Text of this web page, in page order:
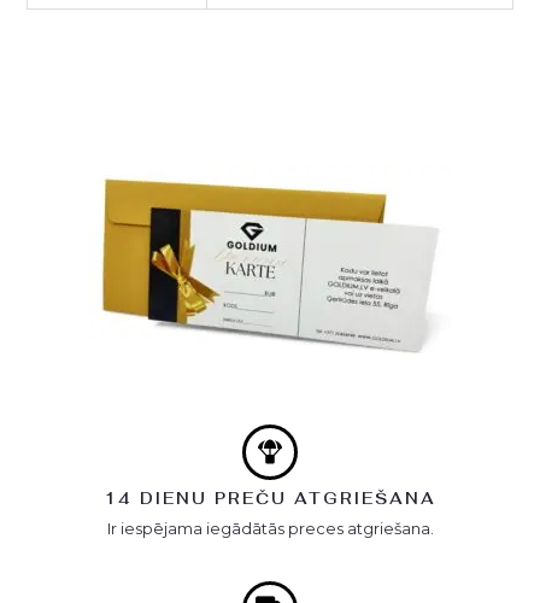
14 DIENU PREČU ATGRIEŠANA
Ir iespējama iegādātās preces atgriešana.